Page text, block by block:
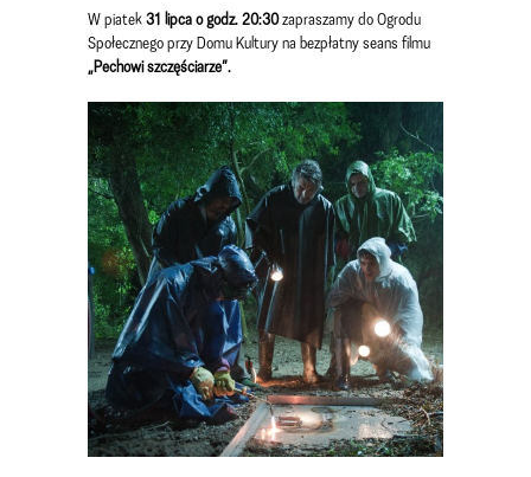
W piatek31 lipca o godz. 20:30zapraszamy do Ogrodu
Społecznego przy Domu Kultury na bezpłatny seans filmu
„Pechowi szczęściarze”.